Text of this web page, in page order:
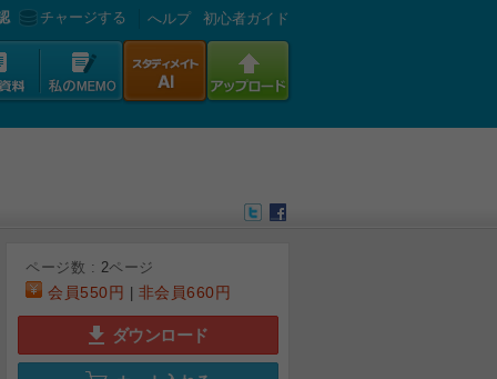
チャージする へルプ 初心者ガイド
ページ数 : 2ページ
会員550円 非会員660円
ダウンロード